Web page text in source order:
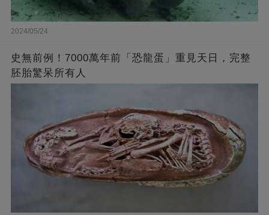
2024/05/24
史無前例！7000萬年前「恐龍蛋」重見天日，完整
胚胎驚呆所有人